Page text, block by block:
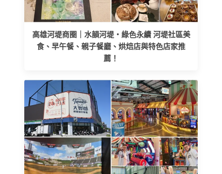
高雄河堤商圈｜水韻河堤‧綠色永續 河堤社區美
食、早午餐、親子餐廳、烘焙店與特色店家推
薦！